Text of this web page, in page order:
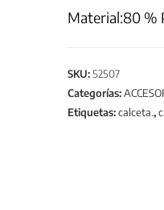
Material:80 %
SKU: 52507
Categorías:
Etiquetas:calceta.,